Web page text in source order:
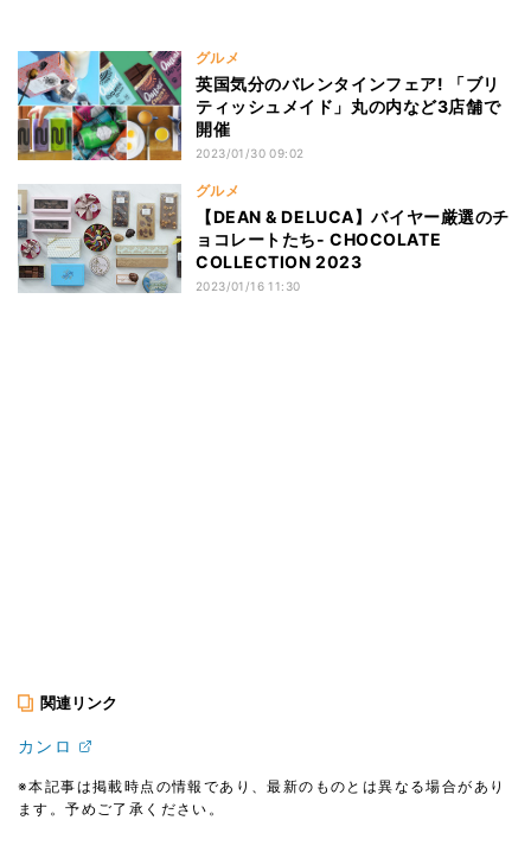
グルメ
英国気分のバレンタインフェア! 「ブリ
ティッシュメイド」丸の内など3店舗で
開催
2023/01/30 09:02
グルメ
【DEAN & DELUCA】バイヤー厳選のチ
ョコレートたち- CHOCOLATE
COLLECTION 2023
2023/01/16 11:30
関連リンク
カンロ
※本記事は掲載時点の情報であり、最新のものとは異なる場合があり
ます。予めご了承ください。